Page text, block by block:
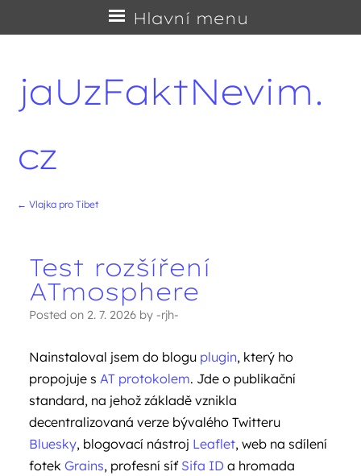
jaUzFaktNevim.
cz
Hlavní menu
na
← Vlajka pro Tibet
Test rozšíření
ATmosphere
Posted on 2. 7. 2026 by -rjh-
Nainstaloval jsem do blogu plugin, který ho
propojuje s AT protokolem. Jde o publikační
standard, na jehož základě vznikla
decentralizovaná verze bývalého Twitteru
Bluesky, blogovací nástroj Leaflet, web na sdílení
fotek Grains, profesní síť Sifa ID a hromada